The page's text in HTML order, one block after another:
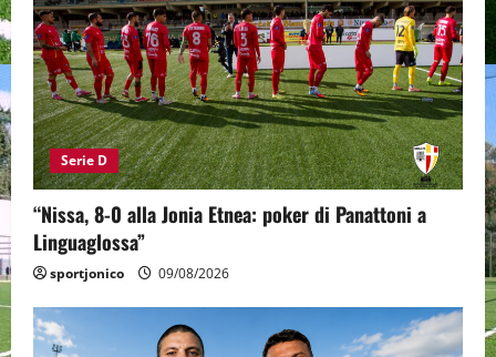
Serie D
“Nissa, 8-0 alla Jonia Etnea: poker di Panattoni a
Linguaglossa”
sportjonico 09/08/2026